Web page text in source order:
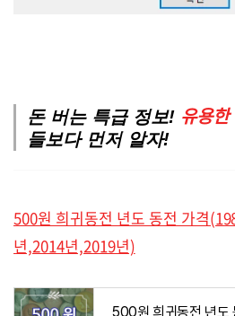
돈 버는 특급 정보! 유용
들보다 먼저 알자!
500원 희귀동전 년도 동전 가격
년,2014년,2019년)